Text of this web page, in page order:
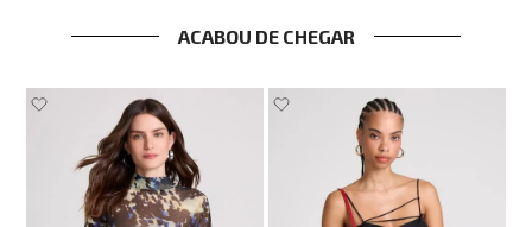
ACABOU DE CHEGAR